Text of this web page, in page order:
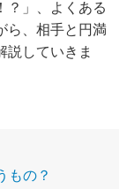
？」、よくある
ら、相手と円満
説していきま
もの？